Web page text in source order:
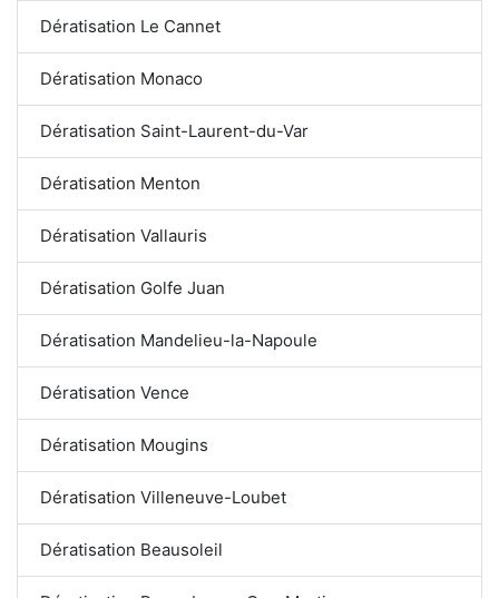
Dératisation Le Cannet
Dératisation Monaco
Dératisation Saint-Laurent-du-Var
Dératisation Menton
Dératisation Vallauris
Dératisation Golfe Juan
Dératisation Mandelieu-la-Napoule
Dératisation Vence
Dératisation Mougins
Dératisation Villeneuve-Loubet
Dératisation Beausoleil